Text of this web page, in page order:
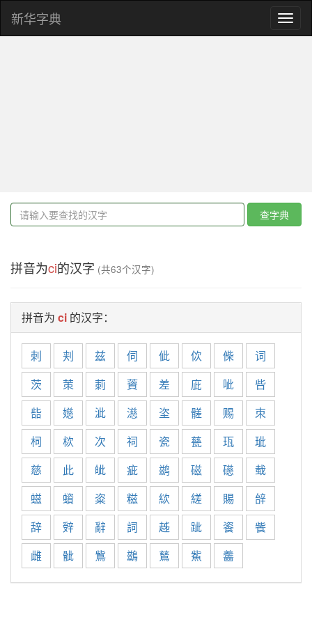
新华字典
查字典
拼音为ci的汉字 (共63个汉字)
拼音为 ci 的汉字：
刺 刾 兹 伺 佌 佽 偨
词
茨
茦 莿 薋 差 庛 呲
呰
啙
嬨 泚 濨 垐 髊 赐
朿
柌
栨 次 祠 瓷 甆 珁
玼
慈
此 皉 疵 鹚 磁 礠
蛓
螆
蠀 粢 糍 絘 縒 賜
辝
辞
辤 辭 詞 趀 跐 餈
飺
雌
骴 鴜 鷀 鶿 鮆 齹